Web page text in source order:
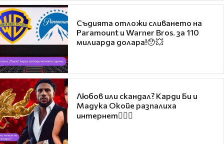
Съдията отложи сливането на
Paramount и Warner Bros. за 110
милиарда долара!😯💥
Любов или скандал? Карди Би и
Мадука Окойе разпалиха
интернет❤️‍🔥🔥